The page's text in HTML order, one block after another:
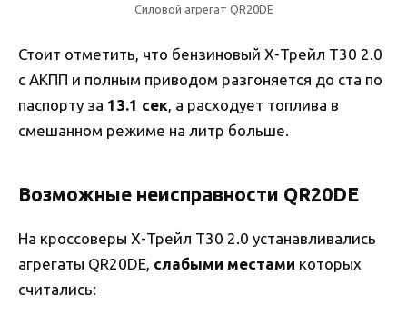
Силовой агрегат QR20DE
Стоит отметить, что бензиновый Х-Трейл Т30 2.0
с АКПП и полным приводом разгоняется до ста по
паспорту за 13.1 сек, а расходует топлива в
смешанном режиме на литр больше.
Возможные неисправности QR20DE
На кроссоверы Х-Трейл Т30 2.0 устанавливались
агрегаты QR20DE, слабыми местами которых
считались: